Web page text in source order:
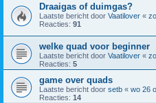
Draaigas of duimgas?
Laatste bericht door Vaatilover «
Reacties: 91
welke quad voor beginner
Laatste bericht door Vaatilover «
Reacties: 5
game over quads
Laatste bericht door setb « wo 26
Reacties: 14